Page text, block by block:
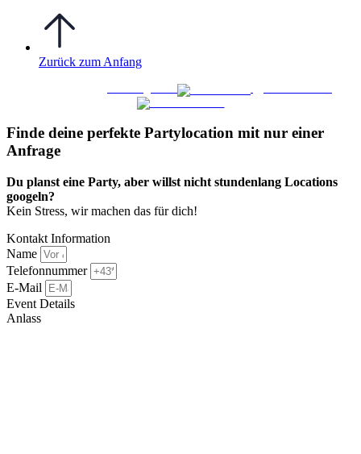
Zurück zum Anfang
Finde deine perfekte Partylocation mit nur einer
Anfrage​
Du planst eine Party, aber willst nicht stundenlang Locations
googeln?
Kein Stress, wir machen das für dich!
Kontakt Information
Name
Telefonnummer
E-Mail
Event Details
Anlass